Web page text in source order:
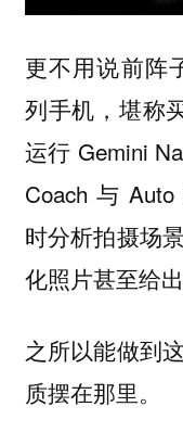
更不用说前阵
列手机，堪称
运行 Gemini
Coach 与
时分析拍摄场
化照片甚至给
之所以能做到
质摆在那里。